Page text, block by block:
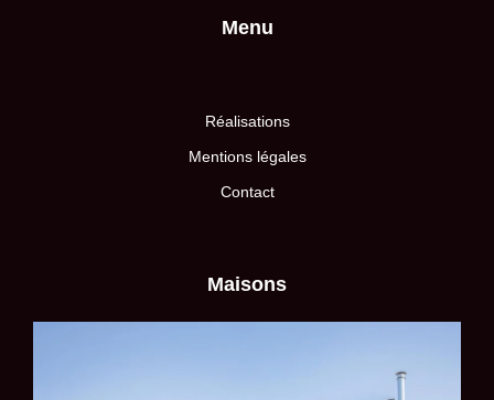
Menu
Réalisations
Mentions légales
Contact
Maisons